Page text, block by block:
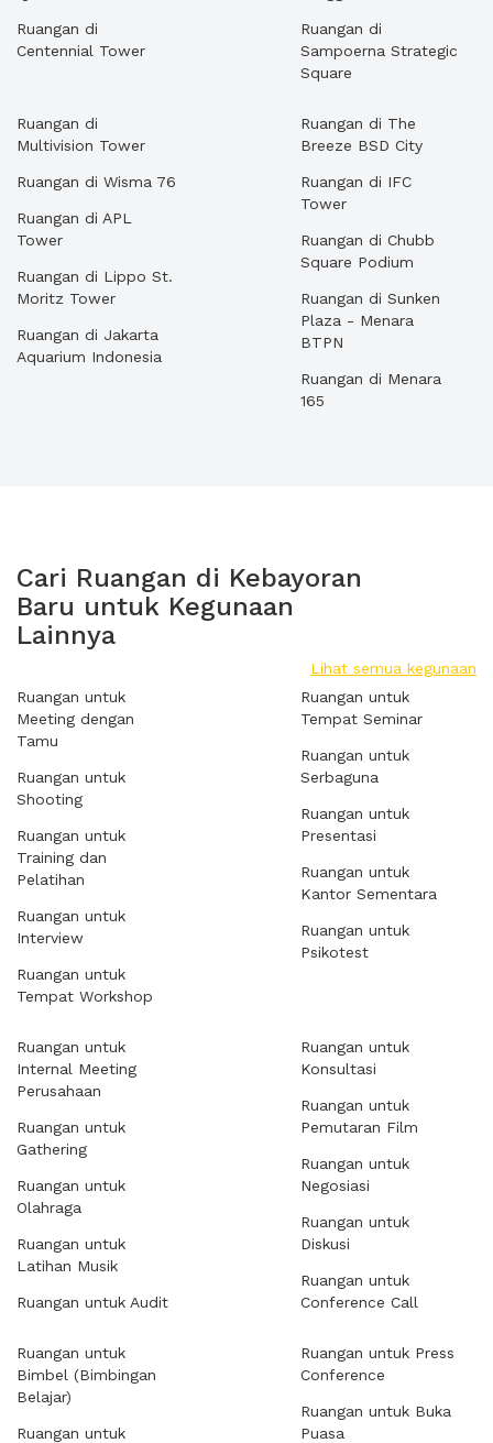
Ruangan di
Centennial Tower
Ruangan di
Sampoerna Strategic
Square
Ruangan di
Multivision Tower
Ruangan di Wisma 76
Ruangan di APL
Tower
Ruangan di Lippo St.
Moritz Tower
Ruangan di Jakarta
Aquarium Indonesia
Ruangan di The
Breeze BSD City
Ruangan di IFC
Tower
Ruangan di Chubb
Square Podium
Ruangan di Sunken
Plaza - Menara
BTPN
Ruangan di Menara
165
Cari Ruangan di Kebayoran
Baru untuk Kegunaan
Lainnya
Lihat semua kegunaan
Ruangan untuk
Meeting dengan
Tamu
Ruangan untuk
Shooting
Ruangan untuk
Training dan
Pelatihan
Ruangan untuk
Interview
Ruangan untuk
Tempat Workshop
Ruangan untuk
Tempat Seminar
Ruangan untuk
Serbaguna
Ruangan untuk
Presentasi
Ruangan untuk
Kantor Sementara
Ruangan untuk
Psikotest
Ruangan untuk
Internal Meeting
Perusahaan
Ruangan untuk
Gathering
Ruangan untuk
Olahraga
Ruangan untuk
Latihan Musik
Ruangan untuk Audit
Ruangan untuk
Konsultasi
Ruangan untuk
Pemutaran Film
Ruangan untuk
Negosiasi
Ruangan untuk
Diskusi
Ruangan untuk
Conference Call
Ruangan untuk
Bimbel (Bimbingan
Belajar)
Ruangan untuk
Ruangan untuk Press
Conference
Ruangan untuk Buka
Puasa